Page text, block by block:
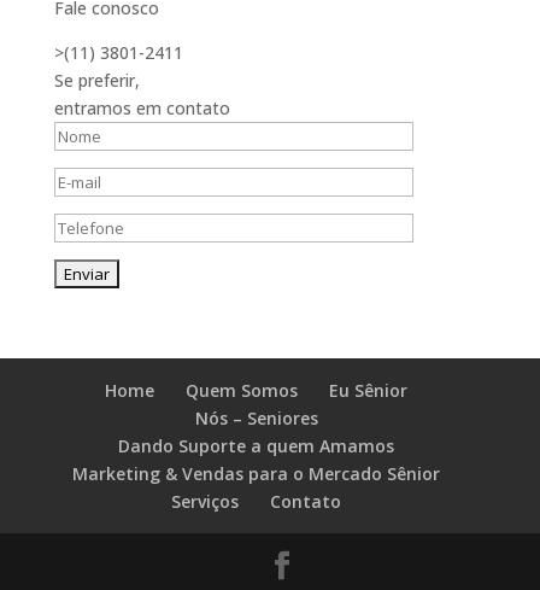
Fale conosco
>(11) 3801-2411
Se preferir,
entramos em contato
Home Quem Somos
Eu Sênior
Nós – Seniores
Dando Suporte a quem Amamos
Marketing & Vendas para o Mercado Sênior
Serviços
Contato